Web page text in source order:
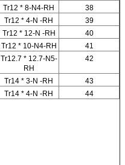
38
Tr12 * 8-N4-RH
39
Tr12 * 4-N -RH
40
Tr12 * 12-N -RH
41
Tr12 * 10-N4-RH
42
Tr12.7 * 12.7-N5-
RH
43
Tr14 * 3-N -RH
44
Tr14 * 4-N -RH